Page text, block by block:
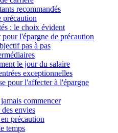
recommandés
précaution
: le choix évident
l'épargne de précaution
pas à pas
le jour du salaire
exceptionnelles
pour l'affecter à l'épargne
commencer
envies
précaution
temps